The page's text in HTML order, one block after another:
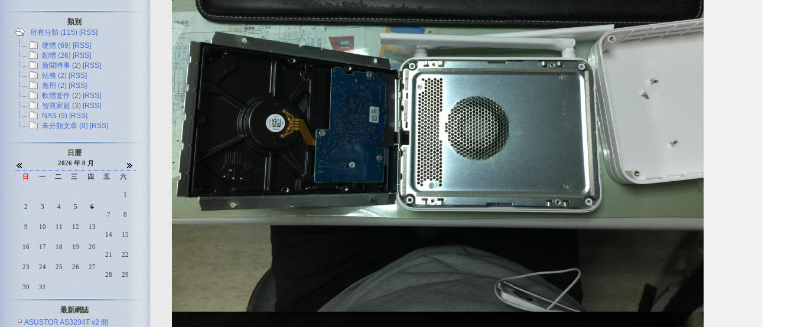
類別
所有分類 (115) [RSS]
硬體 (69) [RSS]
韌體 (26) [RSS]
新聞時事 (2) [RSS]
站務 (2) [RSS]
應用 (2) [RSS]
軟體套件 (2) [RSS]
智慧家庭 (3) [RSS]
NAS (9) [RSS]
未分類文章 (0) [RSS]
日曆
2026 年 8 月
日
一 二 三 四 五 六
1
2
3 4 5
6
7
8
9
10 11 12
13
14
15
16
17 18 19
20
21
22
23
24 25 26
27
28
29
30
31
最新網誌
ASUSTOR AS3204T v2 開